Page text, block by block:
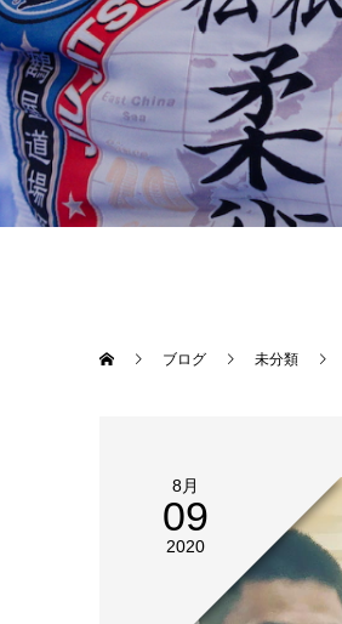
ブログ 未分類
8月
09
2020